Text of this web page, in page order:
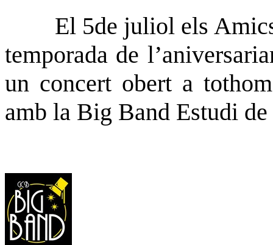
El 5de juliol els
temporada de
un concert obert a
amb la Big Band Estudi